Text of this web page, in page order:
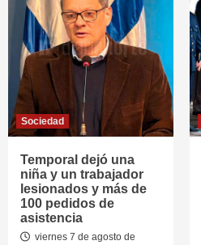
Sociedad
Temporal dejó una
niña y un trabajador
lesionados y más de
100 pedidos de
asistencia
viernes 7 de agosto de